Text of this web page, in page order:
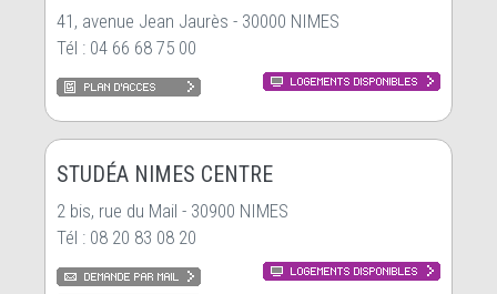
41, avenue Jean Jaurès - 30000 NIMES
Tél : 04 66 68 75 00
STUDÉA NIMES CENTRE
2 bis, rue du Mail - 30900 NIMES
Tél : 08 20 83 08 20